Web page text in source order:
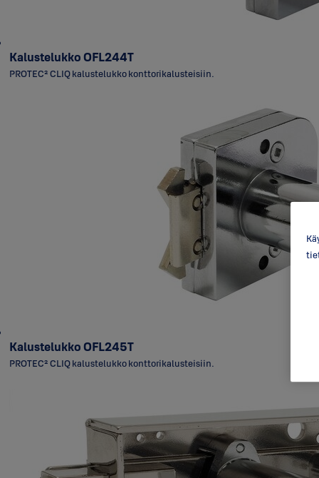
Kalustelukko OFL244T
PROTEC² CLIQ kalustelukko konttorikalusteisiin.
Kalustelukko OFL245T
PROTEC² CLIQ kalustelukko konttorikalusteisiin.